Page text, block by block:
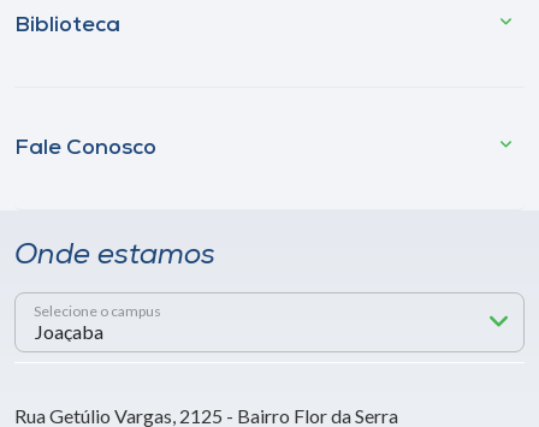
Biblioteca
Fale Conosco
Onde estamos
Selecione o campus
Rua Getúlio Vargas, 2125 - Bairro Flor da Serra